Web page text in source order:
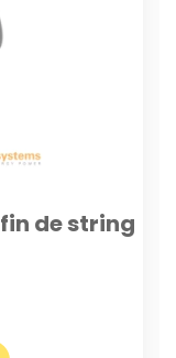
fin de string